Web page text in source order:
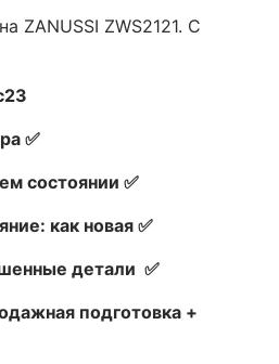
ZANUSSI ZWS2121. С
✅
состоянии ✅
как новая ✅
детали ✅
подготовка +